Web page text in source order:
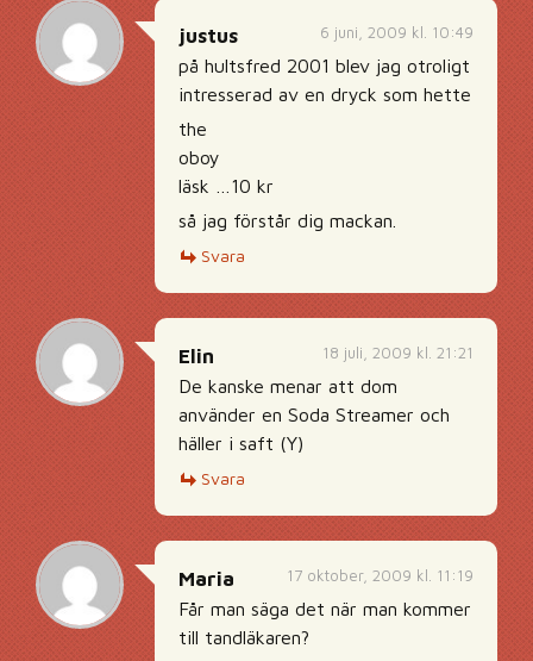
6 juni, 2009 kl. 10:49
justus
på hultsfred 2001 blev jag otroligt
intresserad av en dryck som hette
the
oboy
läsk …10 kr
så jag förstår dig mackan.
Svara
18 juli, 2009 kl. 21:21
Elin
De kanske menar att dom
använder en Soda Streamer och
häller i saft (Y)
Svara
17 oktober, 2009 kl. 11:19
Maria
Får man säga det när man kommer
till tandläkaren?